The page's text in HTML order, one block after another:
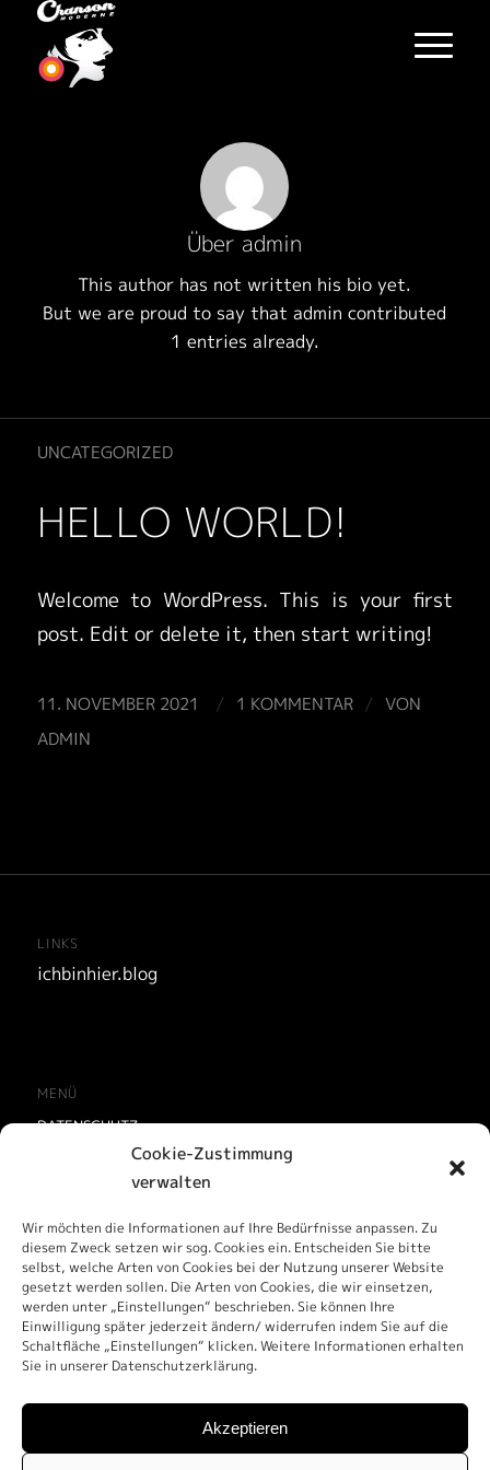
Cookie-Zustimmung
verwalten
Wir möchten die Informationen auf Ihre Bedürfnisse anpassen. Zu
diesem Zweck setzen wir sog. Cookies ein. Entscheiden Sie bitte
selbst, welche Arten von Cookies bei der Nutzung unserer Website
gesetzt werden sollen. Die Arten von Cookies, die wir einsetzen,
werden unter „Einstellungen“ beschrieben. Sie können Ihre
Einwilligung später jederzeit ändern/ widerrufen indem Sie auf die
Schaltfläche „Einstellungen“ klicken. Weitere Informationen erhalten
Sie in unserer Datenschutzerklärung.
Akzeptieren
Über admin
This author has not written his bio yet.
But we are proud to say thatadmin contributed
1 entries already.
UNCATEGORIZED
HELLO WORLD!
Welcome to WordPress. This is your first
post. Edit or delete it, then start writing!
11. NOVEMBER 2021 / 1 KOMMENTAR / VON
ADMIN
LINKS
ichbinhier.blog
MENÜ
DATENSCHUTZ
UNTERSTÜTZT VON